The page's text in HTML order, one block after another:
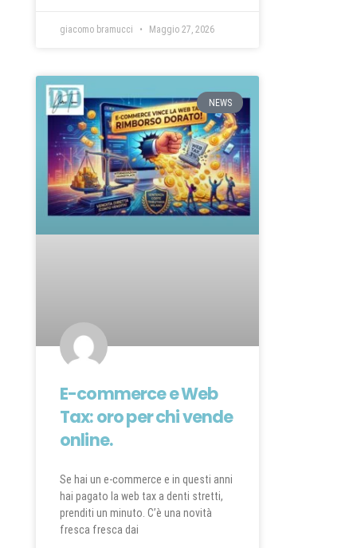
giacomo bramucci Maggio 27, 2026
NEWS
E-commerce e Web
Tax: oro per chi vende
online.
Se hai un e-commerce e in questi anni
hai pagato la web tax a denti stretti,
prenditi un minuto. C’è una novità
fresca fresca dai